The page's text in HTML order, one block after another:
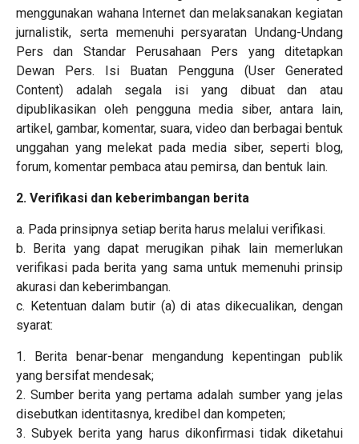
menggunakan wahana Internet dan melaksanakan kegiatan
jurnalistik, serta memenuhi persyaratan Undang-Undang
Pers dan Standar Perusahaan Pers yang ditetapkan
Dewan Pers. Isi Buatan Pengguna (User Generated
Content) adalah segala isi yang dibuat dan atau
dipublikasikan oleh pengguna media siber, antara lain,
artikel, gambar, komentar, suara, video dan berbagai bentuk
unggahan yang melekat pada media siber, seperti blog,
forum, komentar pembaca atau pemirsa, dan bentuk lain.
2. Verifikasi dan keberimbangan berita
a. Pada prinsipnya setiap berita harus melalui verifikasi.
b. Berita yang dapat merugikan pihak lain memerlukan
verifikasi pada berita yang sama untuk memenuhi prinsip
akurasi dan keberimbangan.
c. Ketentuan dalam butir (a) di atas dikecualikan, dengan
syarat:
1. Berita benar-benar mengandung kepentingan publik
yang bersifat mendesak;
2. Sumber berita yang pertama adalah sumber yang jelas
disebutkan identitasnya, kredibel dan kompeten;
3. Subyek berita yang harus dikonfirmasi tidak diketahui